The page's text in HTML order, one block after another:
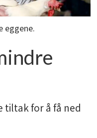
eggene.
tiltak for å få ned